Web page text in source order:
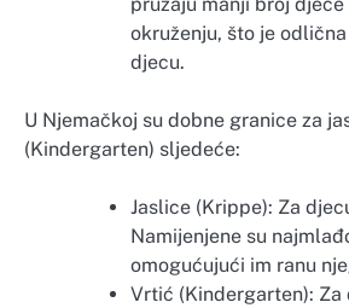
okruženju, što je
djecu.
U Njemačkoj su dobne granice za
(Kindergarten) sljedeće:
Jaslice (Krippe): Za
Namijenjene su
omogućujući im ranu
Vrtić (Kindergarten): Za